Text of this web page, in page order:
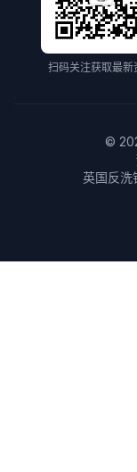
扫码关注获取最新
©
英国反洗